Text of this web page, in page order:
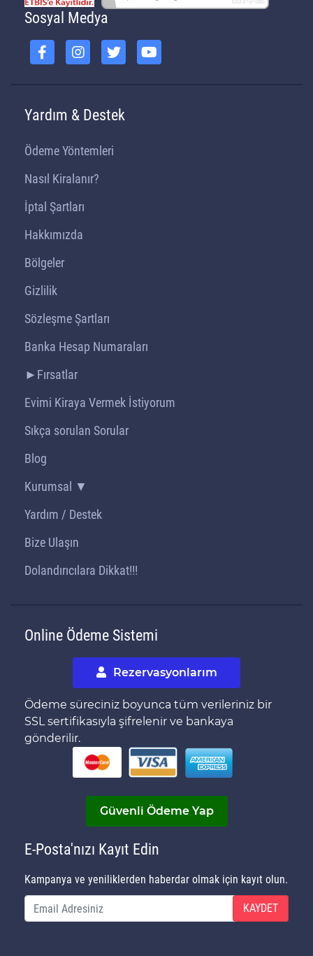
Sosyal Medya
Yardım & Destek
Ödeme Yöntemleri
Nasıl Kiralanır?
İptal Şartları
Hakkımızda
Bölgeler
Gizlilik
Sözleşme Şartları
Banka Hesap Numaraları
►Fırsatlar
Evimi Kiraya Vermek İstiyorum
Sıkça sorulan Sorular
Blog
Kurumsal ▼
Yardım / Destek
Bize Ulaşın
Dolandırıcılara Dikkat!!!
Online Ödeme Sistemi
Rezervasyonlarım
Ödeme süreciniz boyunca tüm verileriniz bir
SSL sertifikasıyla şifrelenir ve bankaya
gönderilir.
Güvenli Ödeme Yap
E-Posta'nızı Kayıt Edin
Kampanya ve yeniliklerden haberdar olmak için kayıt olun.
KAYDET